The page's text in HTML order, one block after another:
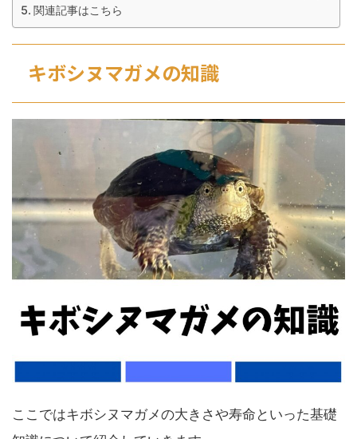
関連記事はこちら
キボシヌマガメの知識
ここではキボシヌマガメの大きさや寿命といった基礎